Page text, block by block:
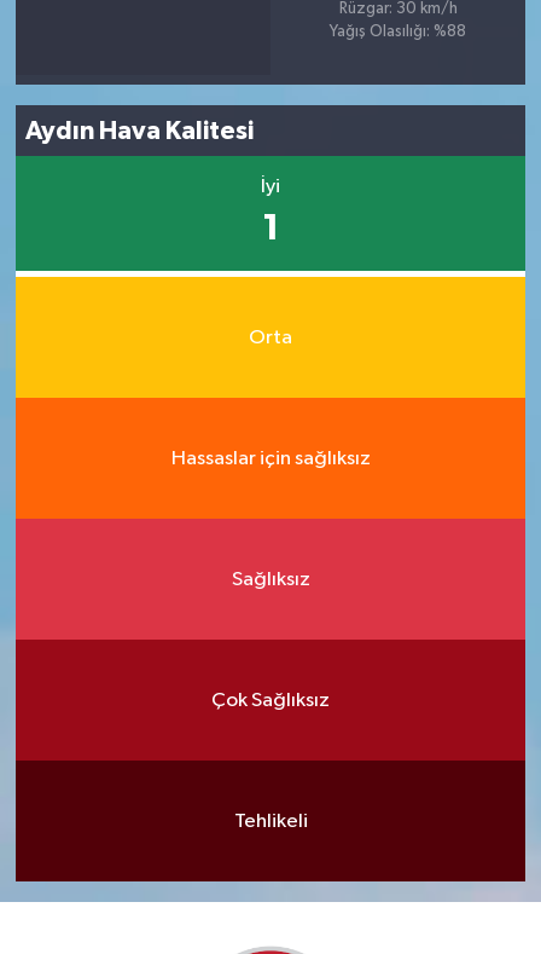
Rüzgar: 30 km/h
Yağış Olasılığı: %88
Aydın Hava Kalitesi
İyi
1
Orta
Hassaslar için sağlıksız
Sağlıksız
Çok Sağlıksız
Tehlikeli